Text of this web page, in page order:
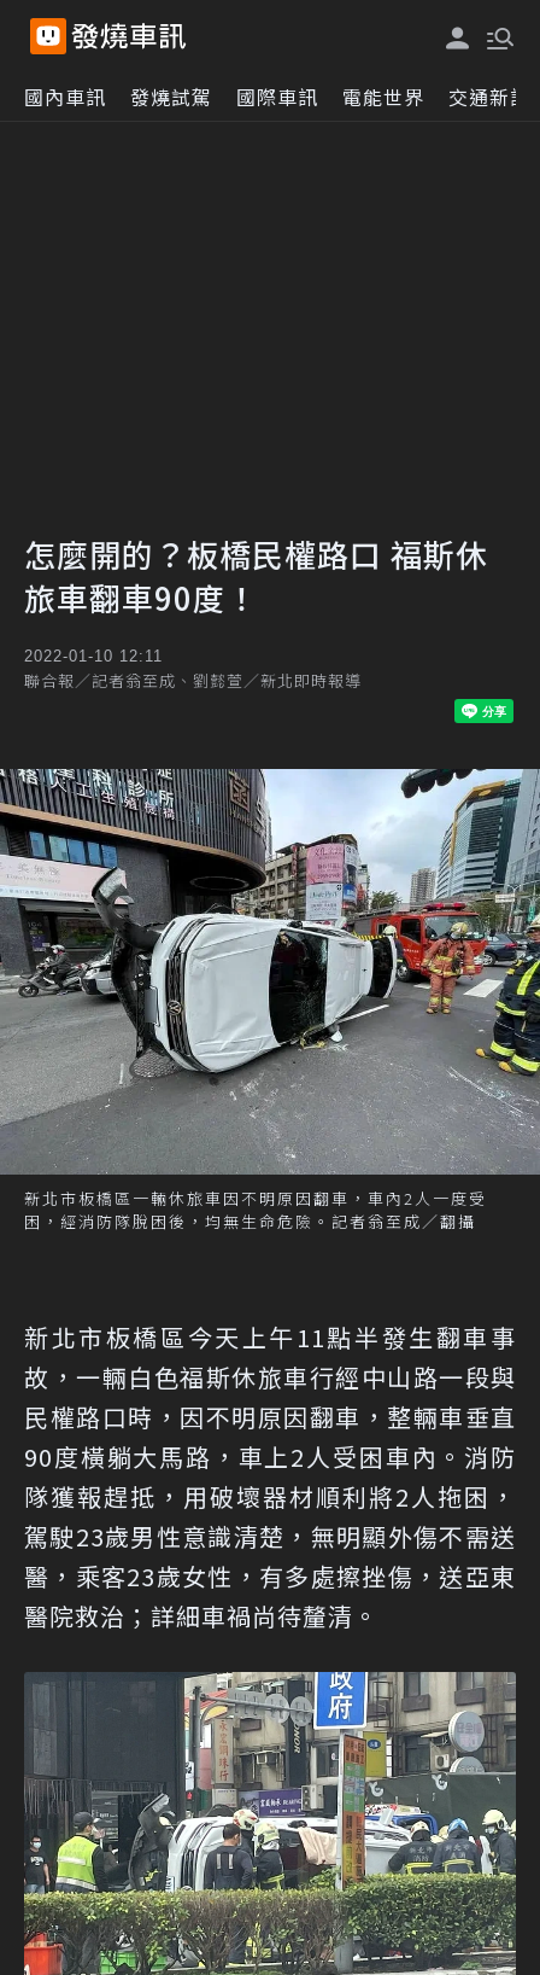
國內車訊 發燒試駕 國際車訊 電能世界 交通新訊
怎麼開的？板橋民權路口 福斯休
旅車翻車90度！
2022-01-10 12:11
聯合報／記者翁至成、劉懿萱／新北即時報導
新北市板橋區一輛休旅車因不明原因翻車，車內2人一度受
困，經消防隊脫困後，均無生命危險。記者翁至成／翻攝
新北市板橋區今天上午11點半發生翻車事
故，一輛白色福斯休旅車行經中山路一段與
民權路口時，因不明原因翻車，整輛車垂直
90度橫躺大馬路，車上2人受困車內。消防
隊獲報趕抵，用破壞器材順利將2人拖困，
駕駛23歲男性意識清楚，無明顯外傷不需送
醫，乘客23歲女性，有多處擦挫傷，送亞東
醫院救治；詳細車禍尚待釐清。